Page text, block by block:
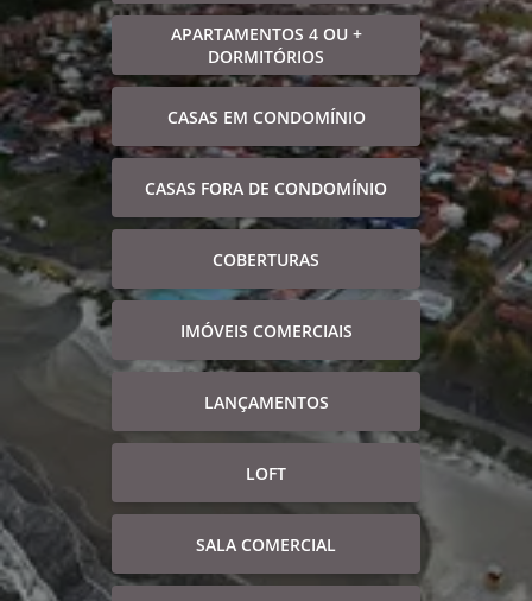
APARTAMENTOS 4 OU +
DORMITÓRIOS
CASAS EM CONDOMÍNIO
CASAS FORA DE CONDOMÍNIO
COBERTURAS
IMÓVEIS COMERCIAIS
LANÇAMENTOS
LOFT
SALA COMERCIAL